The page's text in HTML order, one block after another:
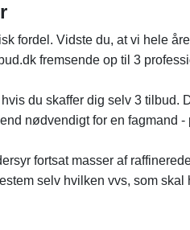
fordel. Vidste du, at vi hele
fremsende op til 3
du skaffer dig selv 3 tilbud.
nødvendigt for en fagmand
fortsat masser af
selv hvilken vvs, som